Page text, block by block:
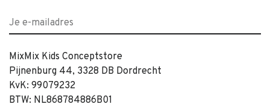
MixMix Kids Conceptstore
Pijnenburg 44, 3328 DB Dordrecht
KvK: 99079232
BTW: NL868784886B01